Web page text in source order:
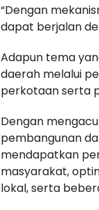
“Dengan
dapat berjalan
Adapun tema
daerah melalui
perkotaan serta
Dengan
pembangunan
mendapatkan
masyarakat,
lokal, serta